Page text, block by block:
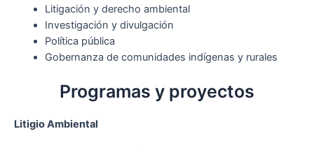
Litigación y derecho ambiental
Investigación y divulgación
Política pública
Gobernanza de comunidades indígenas y rurales
Programas y proyectos
Litigio Ambiental